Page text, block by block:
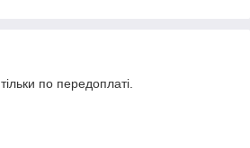
по передоплаті.